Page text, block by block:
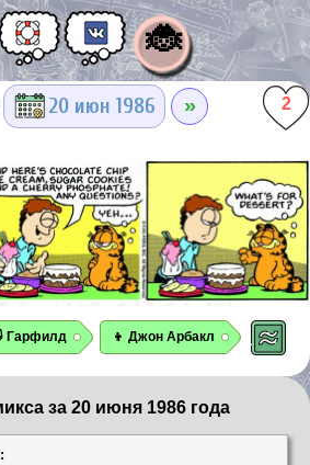
🐞
20 июн 1986 » 2
Гарфилд 👦 Джон Арбакл
за 20 июня 1986 года